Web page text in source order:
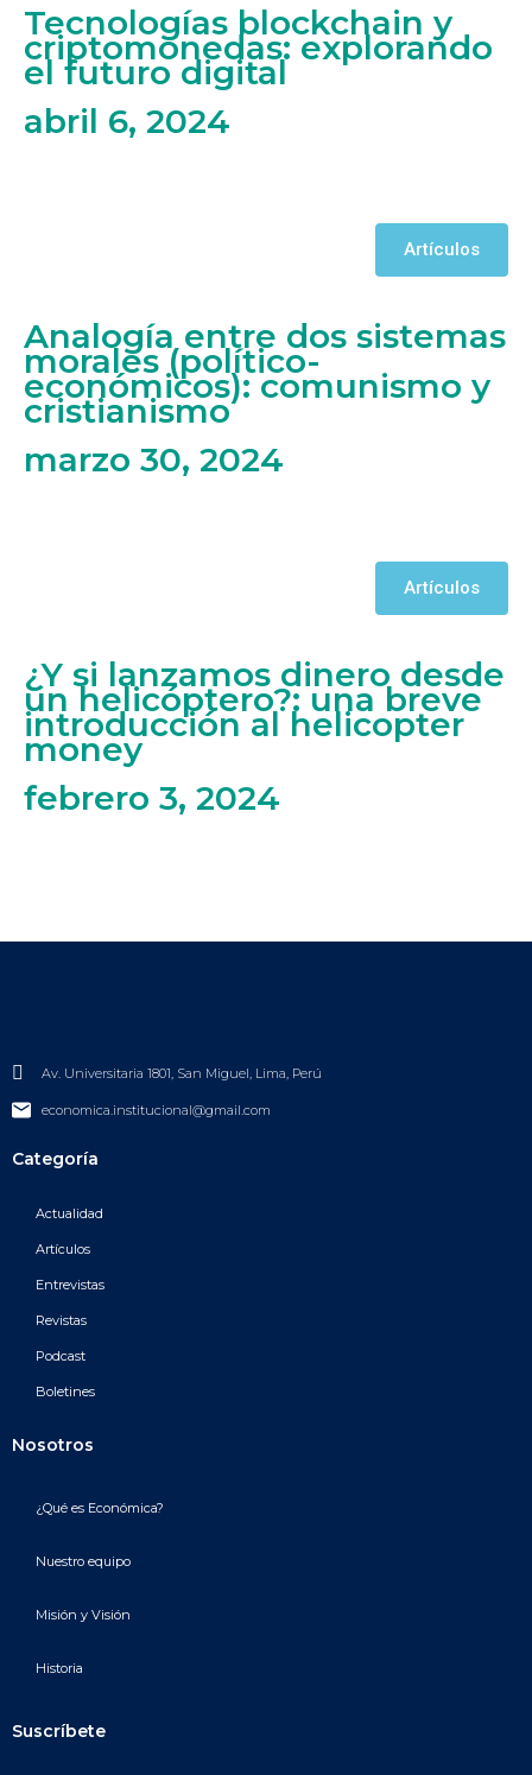
Tecnologías blockchain y
criptomonedas: explorando
el futuro digital
abril 6, 2024
Artículos
Analogía entre dos sistemas
morales (político-
económicos): comunismo y
cristianismo
marzo 30, 2024
Artículos
¿Y si lanzamos dinero desde
un helicóptero?: una breve
introducción al helicopter
money
febrero 3, 2024
Av. Universitaria 1801, San Miguel, Lima, Perú
economica.institucional@gmail.com
Categoría
Actualidad
Artículos
Entrevistas
Revistas
Podcast
Boletines
Nosotros
¿Qué es Económica?
Nuestro equipo
Misión y Visión
Historia
Suscríbete